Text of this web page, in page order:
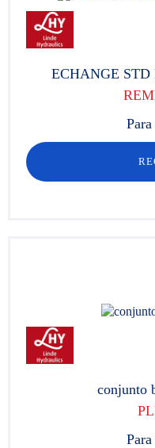
ECHANGE STD
conjunto